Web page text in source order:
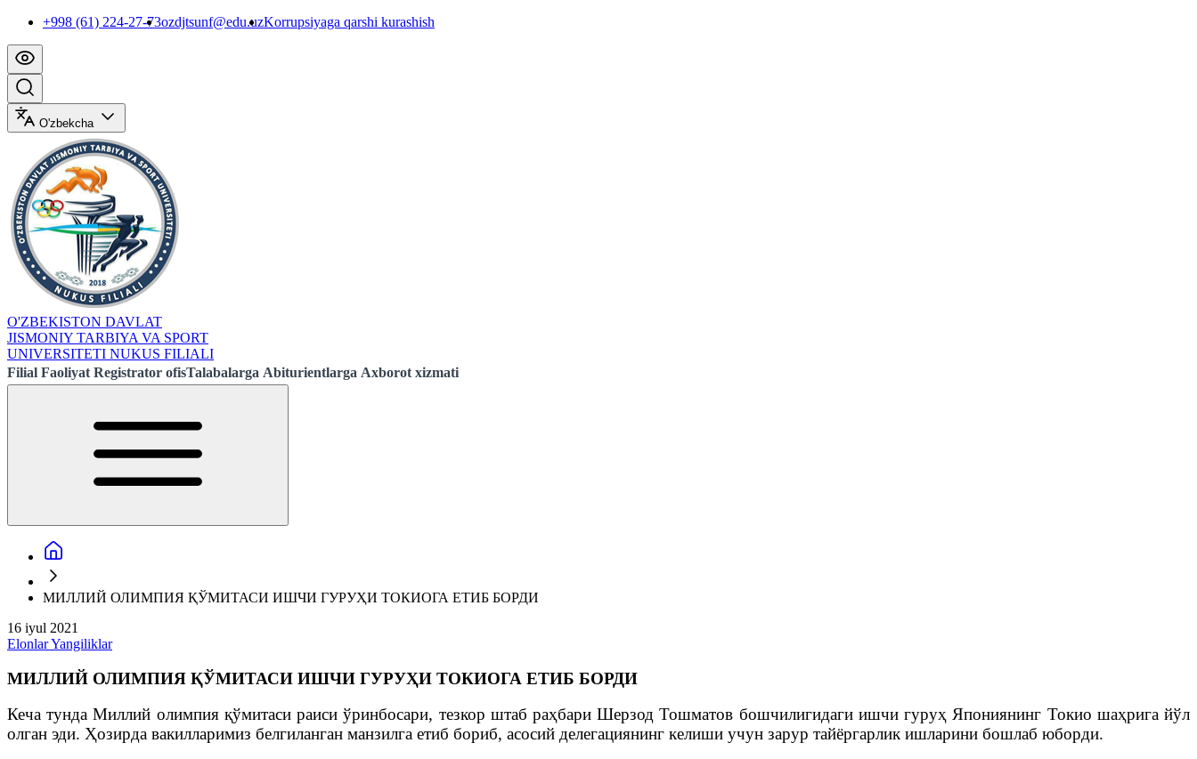
+998 (61) 224-27-73ozdjtsunf@edu.uzKorrupsiyaga qarshi kurashish
O'zbekcha
O'ZBEKISTON DAVLAT
JISMONIY TARBIYA VA SPORT
UNIVERSITETI NUKUS FILIALI
Filial Faoliyat Registrator ofisTalabalarga Abiturientlarga Axborot xizmati
МИЛЛИЙ ОЛИМПИЯ ҚЎМИТАСИ ИШЧИ ГУРУҲИ ТОКИОГА ЕТИБ БОРДИ
16 iyul 2021
ElonlarYangiliklar
МИЛЛИЙ ОЛИМПИЯ ҚЎМИТАСИ ИШЧИ ГУРУҲИ ТОКИОГА ЕТИБ БОРДИ
Кеча тунда Миллий олимпия қўмитаси раиси ўринбосари, тезкор штаб раҳбари Шерзод Тошматов бошчилигидаги ишчи гуруҳ Япониянинг Токио шаҳрига йўл
олган эди. Ҳозирда вакилларимиз белгиланган манзилга етиб бориб, асосий делегациянинг келиши учун зарур тайёргарлик ишларини бошлаб юборди.